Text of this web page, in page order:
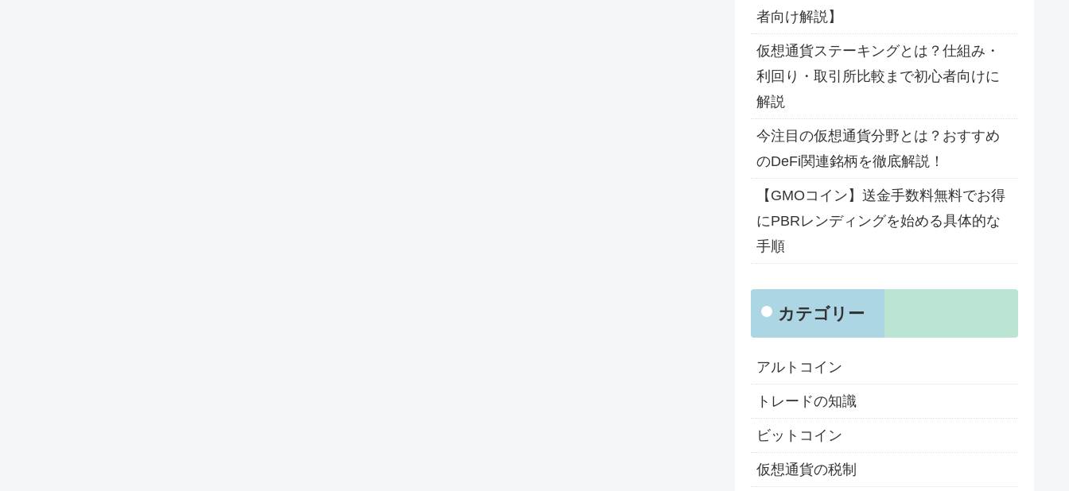
者向け解説】
仮想通貨ステーキングとは？仕組み・
利回り・取引所比較まで初心者向けに
解説
今注目の仮想通貨分野とは？おすすめ
のDeFi関連銘柄を徹底解説！
【GMOコイン】送金手数料無料でお得
にPBRレンディングを始める具体的な
手順
カテゴリー
アルトコイン
トレードの知識
ビットコイン
仮想通貨の税制